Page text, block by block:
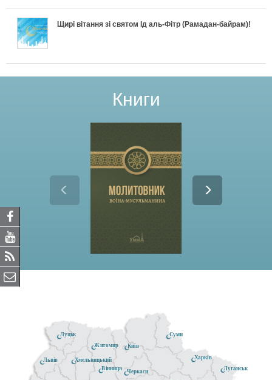
Щирі вітання зі святом Ід аль-Фітр (Рамадан-байрам)!
Книги
Житомир
Черкаси
Київ
Луганськ
Хмельницький
Луцьк Суми
Вінниця
Львів Харків